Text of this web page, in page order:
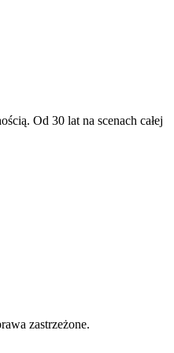
Od 30 lat na scenach całej
zastrzeżone.